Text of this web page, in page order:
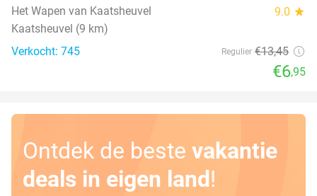
Het Wapen van Kaatsheuvel 9.0 star
Kaatsheuvel (9 km)
Verkocht: 745
Regulier €13,45
€6,95
Ontdek de beste vakantie
deals in eigen land!